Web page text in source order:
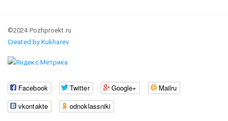
©2024 Pozhproekt.ru
Created by Kukharev
Facebook Twitter Google+
Mailru
vkontakte
odnoklassniki